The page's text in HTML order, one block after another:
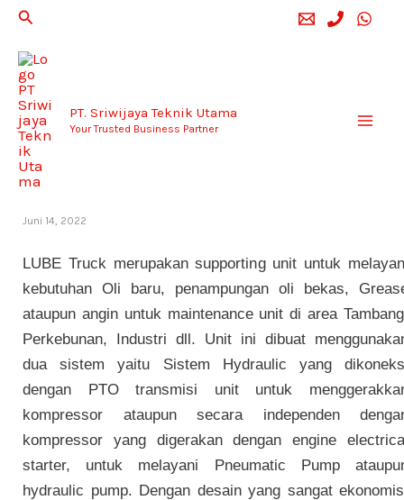
Lewati
konten
Cari
PT. Sriwijaya Teknik Utama
Your Trusted Business Partner
Lube Truck
Juni 14, 2022
LUBE Truck merupakan supporting unit untuk
kebutuhan Oli baru, penampungan oli bekas,
ataupun angin untuk maintenance unit di area
Perkebunan, Industri dll. Unit ini dibuat
dua sistem yaitu Sistem Hydraulic yang
dengan PTO transmisi unit untuk
kompressor ataupun secara independen
kompressor yang digerakan dengan engine
starter, untuk melayani Pneumatic Pump
hydraulic pump. Dengan desain yang sangat